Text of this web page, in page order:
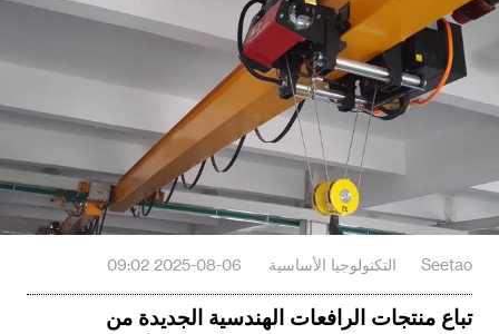
Seetao التكنولوجيا الأساسية 2025-08-06 09:02
تباع منتجات الرافعات الهندسية الجديدة من